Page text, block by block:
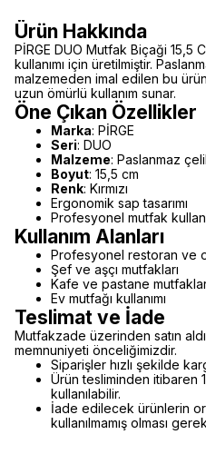
Ürün Hakkında
PİRGE DUO Mutfak Biçaği 15,5
kullanımı için üretilmiştir.
malzemeden imal edilen bu
uzun ömürlü kullanım sunar.
Öne Çıkan Özellikler
Marka: PİRGE
Seri: DUO
Malzeme: Paslanmaz
Boyut: 15,5 cm
Renk: Kırmızı
Ergonomik sap tasarımı
Profesyonel mutfak
Kullanım Alanları
Profesyonel restoran ve
Şef ve aşçı mutfakları
Kafe ve pastane
Ev mutfağı kullanımı
Teslimat ve İade
Mutfakzade üzerinden satın
memnuniyeti önceliğimizdir.
Siparişler hızlı şekilde
Ürün tesliminden itibaren
kullanılabilir.
İade edilecek ürünlerin
kullanılmamış olması